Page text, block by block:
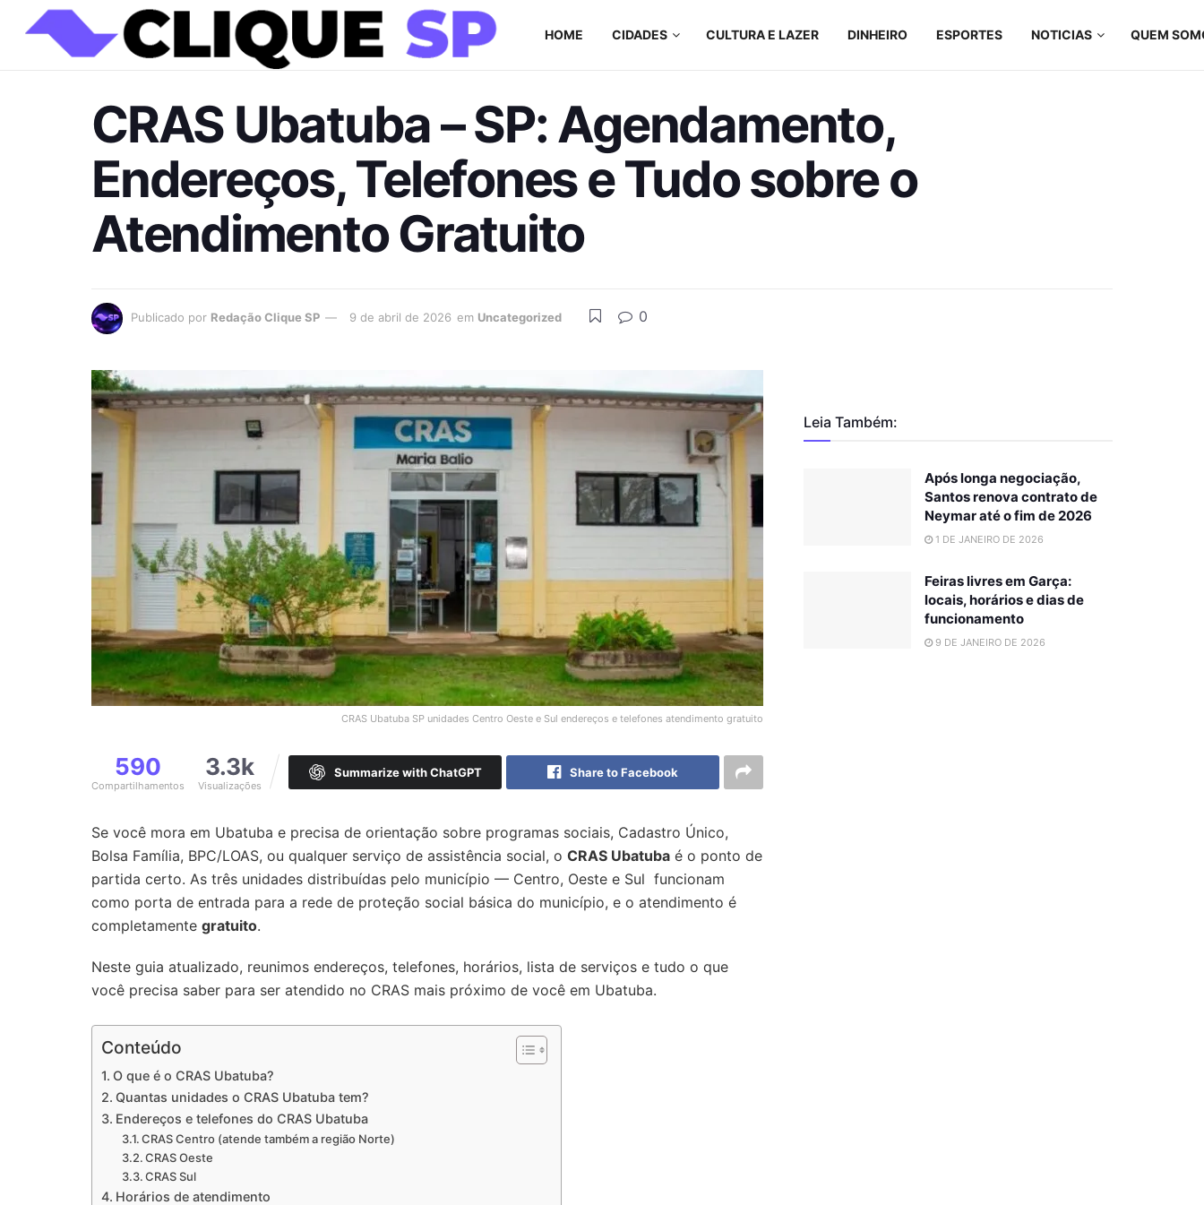
HOME CIDADES CULTURA E LAZER DINHEIRO ESPORTES NOTICIAS QUEM
CRAS Ubatuba – SP: Agendamento,
Endereços, Telefones e Tudo sobre o
Atendimento Gratuito
Publicado por Redação Clique SP 9 de abril de 2026 em Uncategorized 0
CRAS Ubatuba SP unidades Centro Oeste e Sul endereços e telefones atendimento gratuito
590
Compartilhamentos
3.3k
Visualizações
Summarize with ChatGPT Share to Facebook
Se você mora em Ubatuba e precisa de orientação sobre programas sociais, Cadastro Único,
Bolsa Família, BPC/LOAS, ou qualquer serviço de assistência social, o CRAS Ubatuba é o ponto de
partida certo. As três unidades distribuídas pelo município — Centro, Oeste e Sul funcionam
como porta de entrada para a rede de proteção social básica do município, e o atendimento é
completamente gratuito.
Neste guia atualizado, reunimos endereços, telefones, horários, lista de serviços e tudo o que
você precisa saber para ser atendido no CRAS mais próximo de você em Ubatuba.
Conteúdo
O que é o CRAS Ubatuba?
Quantas unidades o CRAS Ubatuba tem?
Endereços e telefones do CRAS Ubatuba
CRAS Centro (atende também a região Norte)
CRAS Oeste
CRAS Sul
Horários de atendimento
Leia Também:
Após longa negociação,
Santos renova contrato de
Neymar até o fim de 2026
1 DE JANEIRO DE 2026
Feiras livres em Garça:
locais, horários e dias de
funcionamento
9 DE JANEIRO DE 2026